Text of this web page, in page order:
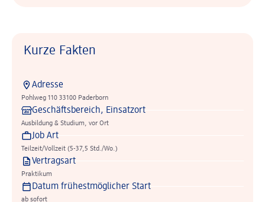
Kurze Fakten
Adresse
Pohlweg 110 33100 Paderborn
Geschäftsbereich, Einsatzort
Ausbildung & Studium, vor Ort
Job Art
Teilzeit/Vollzeit (5-37,5 Std./Wo.)
Vertragsart
Praktikum
Datum frühestmöglicher Start
ab sofort